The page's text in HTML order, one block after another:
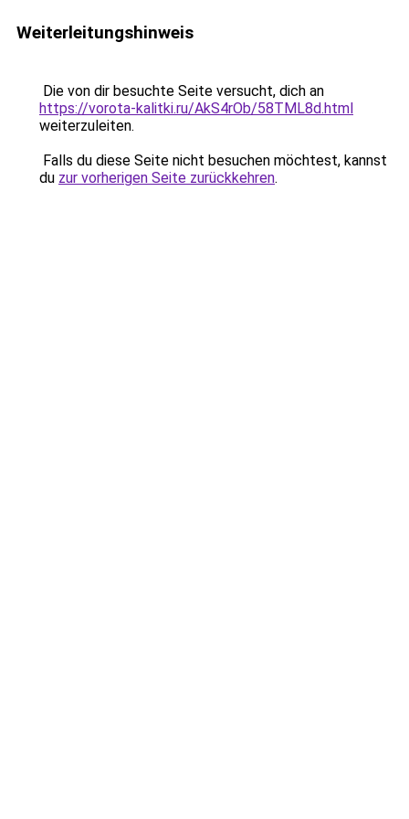
Weiterleitungshinweis
Die von dir besuchte Seite versucht, dich an
https://vorota-kalitki.ru/AkS4rOb/58TML8d.html
weiterzuleiten.
Falls du diese Seite nicht besuchen möchtest, kannst
du zur vorherigen Seite zurückkehren.